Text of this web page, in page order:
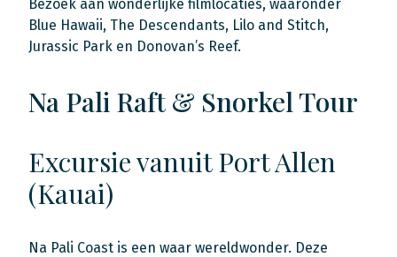
Bezoek aan wonderlijke filmlocaties, waaronder
Blue Hawaii, The Descendants, Lilo and Stitch,
Jurassic Park en Donovan’s Reef.
Na Pali Raft & Snorkel Tour
Excursie vanuit Port Allen
(Kauai)
Na Pali Coast is een waar wereldwonder. Deze